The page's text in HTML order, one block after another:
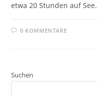
etwa 20 Stunden auf See.
0 KOMMENTARE
Suchen